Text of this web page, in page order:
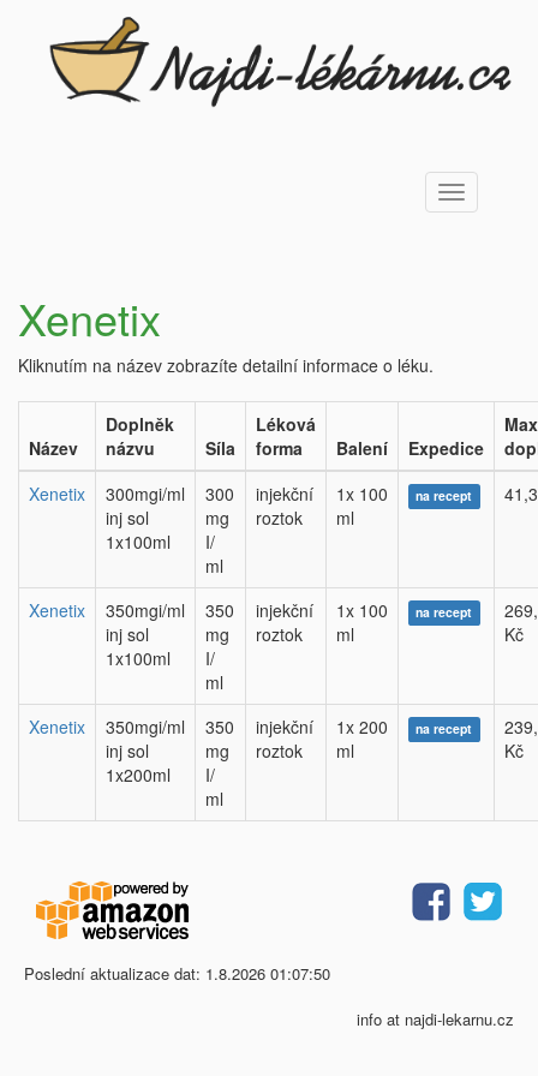
Toggle
navigation
Xenetix
Kliknutím na název zobrazíte detailní informace o léku.
Název
Doplněk
názvu
Síla
Léková
forma
Balení Expedice
Xenetix
300mgi/ml
inj sol
1x100ml
300
mg
I/
ml
injekční
roztok
1x 100
ml
na recept
Xenetix
350mgi/ml
inj sol
1x100ml
350
mg
I/
ml
injekční
roztok
1x 100
ml
na recept
Kč
Xenetix
350mgi/ml
inj sol
1x200ml
350
mg
I/
ml
injekční
roztok
1x 200
ml
na recept
Kč
Poslední aktualizace dat: 1.8.2026 01:07:50
info at najdi-lekarnu.cz